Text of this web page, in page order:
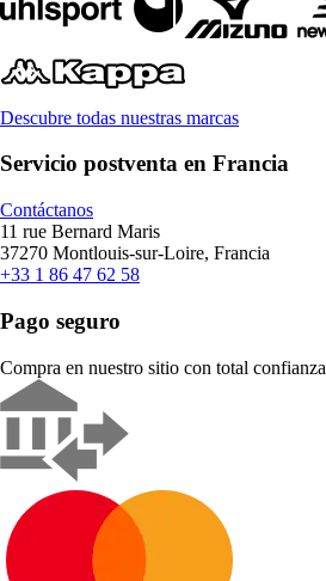
Descubre todas nuestras marcas
Servicio postventa en Francia
Contáctanos
11 rue Bernard Maris
37270 Montlouis-sur-Loire, Francia
+33 1 86 47 62 58
Pago seguro
Compra en nuestro sitio con total confianza